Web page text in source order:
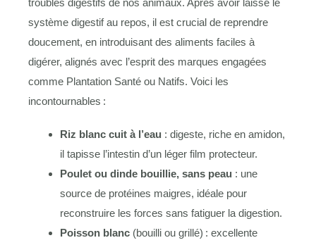
système digestif au repos, il est crucial de reprendre
doucement, en introduisant des aliments faciles à
digérer, alignés avec l’esprit des marques engagées
comme Plantation Santé ou Natifs. Voici les
incontournables :
Riz blanc cuit à l’eau : digeste, riche en amidon,
il tapisse l’intestin d’un léger film protecteur.
Poulet ou dinde bouillie, sans peau : une
source de protéines maigres, idéale pour
reconstruire les forces sans fatiguer la digestion.
Poisson blanc (bouilli ou grillé) : excellente